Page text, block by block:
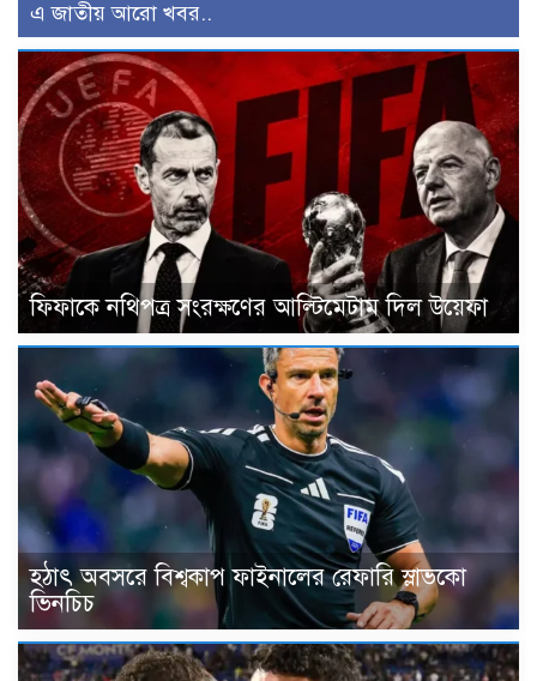
এ জাতীয় আরো খবর..
ফিফাকে নথিপত্র সংরক্ষণের আল্টিমেটাম দিল উয়েফা
হঠাৎ অবসরে বিশ্বকাপ ফাইনালের রেফারি স্লাভকো
ভিনচিচ